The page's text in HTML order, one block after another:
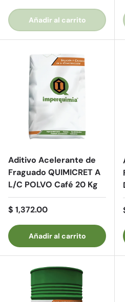
Añadir al carrito
Aditivo Acelerante de
Fraguado QUIMICRET A
L/C POLVO Café 20 Kg
Precio normal
$ 1,372.00
Añadir al carrito